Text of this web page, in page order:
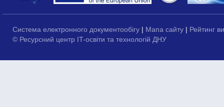
Система електронного документообігу | Мапа сайту | Рейтинг
© Ресурсний центр IT-освіти та технологій ДНУ